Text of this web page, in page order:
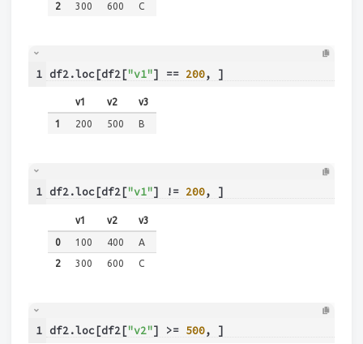
2
300 600 C
1 df2.loc[df2["v1"] == 200, ]
v1 v2 v3
1 200 500 B
1 df2.loc[df2["v1"] != 200, ]
v1 v2 v3
0 100 400
A
2
300 600 C
1 df2.loc[df2["v2"] >= 500, ]